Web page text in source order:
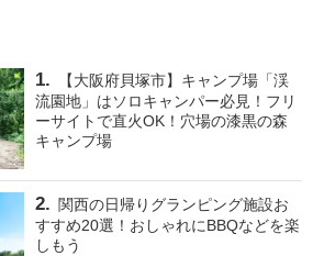
【大阪府貝塚市】キャンプ場「渓
流園地」はソロキャンパー必見！フリ
ーサイトで直火OK！穴場の漆黒の森
キャンプ場
関西の日帰りグランピング施設お
すすめ20選！おしゃれにBBQなどを楽
しもう